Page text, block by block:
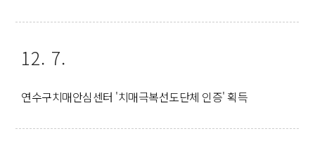
12. 7.
연수구치매안심센터 '치매극복선도단체 인증' 획득